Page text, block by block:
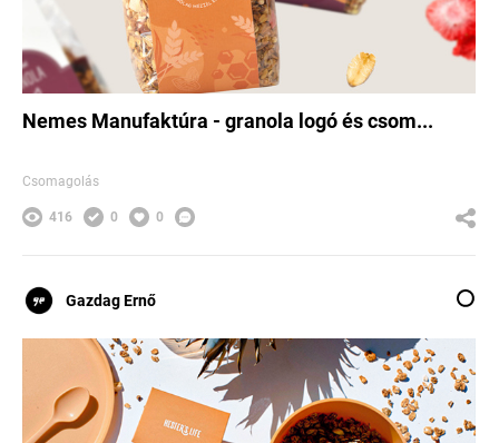
Nemes Manufaktúra - granola logó és csom...
Csomagolás
416 0 0
Gazdag Ernő